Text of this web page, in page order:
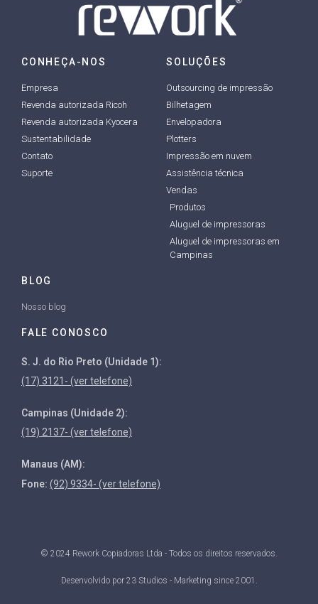
CONHEÇA-NOS
Empresa
Revenda autorizada Ricoh
Revenda autorizada Kyocera
Sustentabilidade
Contato
Suporte
SOLUÇÕES
Outsourcing de impressão
Bilhetagem
Envelopadora
Plotters
Impressão em nuvem
Assistência técnica
Vendas
Produtos
Aluguel de impressoras
Aluguel de impressoras em
Campinas
BLOG
Nosso blog
FALE CONOSCO
S. J. do Rio Preto (Unidade 1):
(17) 3121- (ver telefone)
Campinas (Unidade 2):
(19) 2137- (ver telefone)
Manaus (AM):
Fone: (92) 9334- (ver telefone)
© 2024 Rework Copiadoras Ltda - Todos os direitos reservados.
Desenvolvido por 23 Studios - Marketing since 2001